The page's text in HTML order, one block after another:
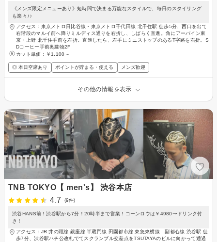
《メンズ限定メニューあり》短時間で決まる万能なスタイルで、毎日のスタイリング
も楽々♪♪
アクセス：東京メトロ日比谷線・東京メトロ千代田線 北千住駅 徒歩5分、西口を出て
右階段のマルイ前へ降りミルディス通りを右折し、しばらく直進。角にアーバイン東
京・上野 北千住手前を左折。直進したら、左手にミニストップのあるT字路を右折。S
Dコーヒー手前奥建物2F
カット単価： ￥1,100～
◎ 本日空席あり ポイントが貯まる・使える メンズ歓迎
その他の情報を表示
TNB TOKYO【 men's】 渋谷本店
4.7
(9件)
渋谷HANS前！渋谷駅から7分！20時半まで営業！コーンロウは￥4980〜ドリンク付
き！
アクセス：JR 井の頭線 銀座線 半蔵門線 田園都市線 東急東横線 副都心線 渋谷駅 徒
歩7分、渋谷駅ハチ公改札でてスクランブル交差点をTSUTAYAのビルに向かって通過